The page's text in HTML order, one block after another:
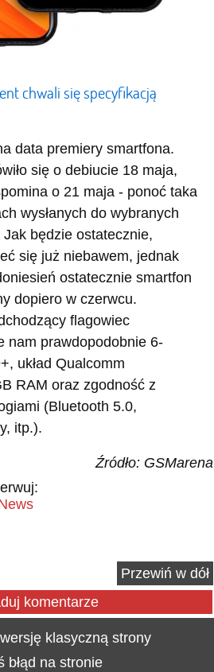
chwali się specyfikacją
data premiery smartfona.
się o debiucie 18 maja,
o 21 maja - ponoć taka
wysłanych do wybranych
Jak będzie ostatecznie,
się już niebawem, jednak
ostatecznie smartfon
dopiero w czerwcu.
flagowiec
nam prawdopodobnie 6-
układ Qualcomm
RAM oraz zgodność z
(Bluetooth 5.0,
itp.).
Źródło: GSMarena
Przewiń w dół
komentarze
klasyczną strony
błąd na stronie